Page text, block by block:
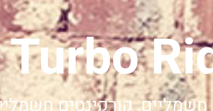
Turbo
חשמליים, קורקינטים